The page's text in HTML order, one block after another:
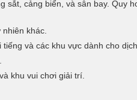
cảng biển, và sân bay. Quy
khác.
và các khu vực dành cho dịch
khu vui chơi giải trí.